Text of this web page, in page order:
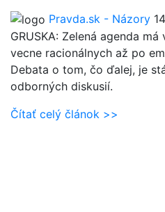
Pravda.sk - Názory
GRUSKA: Zelená agenda
vecne racionálnych až po
Debata o tom, čo ďalej, je
odborných diskusií.
Čítať celý článok >>